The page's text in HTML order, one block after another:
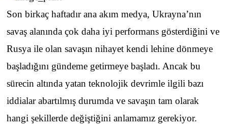
Son birkaç haftadır ana akım medya, Ukrayna’nın
savaş alanında çok daha iyi performans gösterdiğini ve
Rusya ile olan savaşın nihayet kendi lehine dönmeye
başladığını gündeme getirmeye başladı. Ancak bu
sürecin altında yatan teknolojik devrimle ilgili bazı
iddialar abartılmış durumda ve savaşın tam olarak
hangi şekillerde değiştiğini anlamamız gerekiyor.